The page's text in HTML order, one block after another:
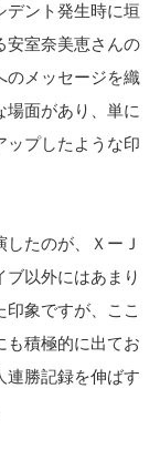
デント発生時に垣
安室奈美恵さんの
のメッセージを織
場面があり、単に
ップしたような印
たのが、ＸーＪ
ブ以外にはあまり
象ですが、ここ
も積極的に出てお
連勝記録を伸ばす